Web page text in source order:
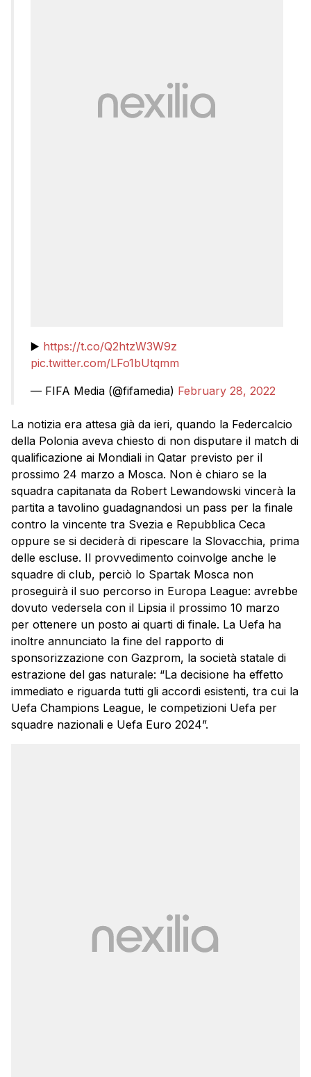
▶️ https://t.co/Q2htzW3W9z
pic.twitter.com/LFo1bUtqmm
— FIFA Media (@fifamedia) February 28, 2022
La notizia era attesa già da ieri, quando la Federcalcio
della Polonia aveva chiesto di non disputare il match di
qualificazione ai Mondiali in Qatar previsto per il
prossimo 24 marzo a Mosca. Non è chiaro se la
squadra capitanata da Robert Lewandowski vincerà la
partita a tavolino guadagnandosi un pass per la finale
contro la vincente tra Svezia e Repubblica Ceca
oppure se si deciderà di ripescare la Slovacchia, prima
delle escluse. Il provvedimento coinvolge anche le
squadre di club, perciò lo Spartak Mosca non
proseguirà il suo percorso in Europa League: avrebbe
dovuto vedersela con il Lipsia il prossimo 10 marzo
per ottenere un posto ai quarti di finale. La Uefa ha
inoltre annunciato la fine del rapporto di
sponsorizzazione con Gazprom, la società statale di
estrazione del gas naturale: “La decisione ha effetto
immediato e riguarda tutti gli accordi esistenti, tra cui la
Uefa Champions League, le competizioni Uefa per
squadre nazionali e Uefa Euro 2024”.